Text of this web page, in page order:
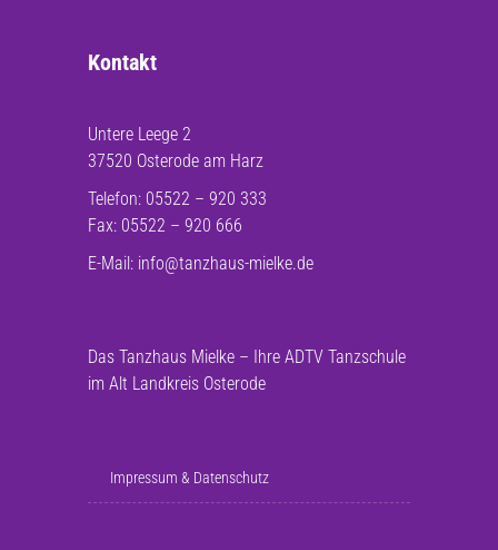
Kontakt
Untere Leege 2
37520 Osterode am Harz
Telefon: 05522 – 920 333
Fax: 05522 – 920 666
E-Mail: info@tanzhaus-mielke.de
Das Tanzhaus Mielke – Ihre ADTV Tanzschule
im Alt Landkreis Osterode
Impressum & Datenschutz